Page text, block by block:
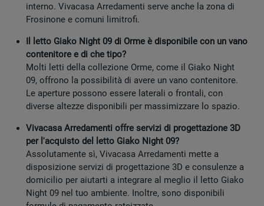
interno. Vivacasa Arredamenti serve anche la zona di
Frosinone e comuni limitrofi.
Il letto Giako Night 09 di Orme è disponibile con un vano
contenitore e di che tipo?
Molti letti della collezione Orme, come il Giako Night
09, offrono la possibilità di avere un vano contenitore.
Le aperture possono essere laterali o frontali, con
diverse altezze disponibili per massimizzare lo spazio.
Vivacasa Arredamenti offre servizi di progettazione 3D
per l'acquisto del letto Giako Night 09?
Assolutamente sì, Vivacasa Arredamenti mette a
disposizione servizi di progettazione 3D e consulenze a
domicilio per aiutarti a integrare al meglio il letto Giako
Night 09 nel tuo ambiente. Inoltre, sono disponibili